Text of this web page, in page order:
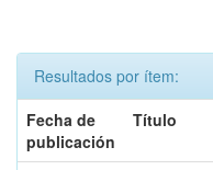
Resultados por ítem:
Fecha de
publicación
Título